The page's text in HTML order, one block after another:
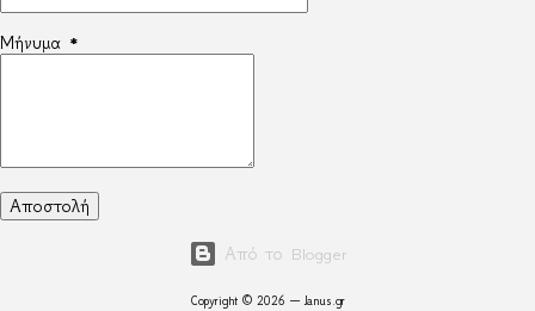
Μήνυμα *
Από το Blogger
Copyright © 2026 — Janus.gr